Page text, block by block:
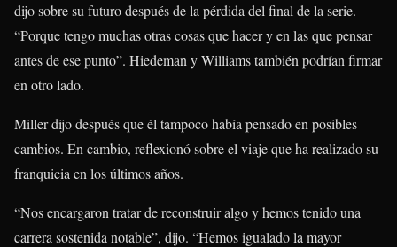
dijo sobre su futuro después de la pérdida del final de la serie.
“Porque tengo muchas otras cosas que hacer y en las que pensar
antes de ese punto”. Hiedeman y Williams también podrían firmar
en otro lado.
Miller dijo después que él tampoco había pensado en posibles
cambios. En cambio, reflexionó sobre el viaje que ha realizado su
franquicia en los últimos años.
“Nos encargaron tratar de reconstruir algo y hemos tenido una
carrera sostenida notable”, dijo. “Hemos igualado la mayor